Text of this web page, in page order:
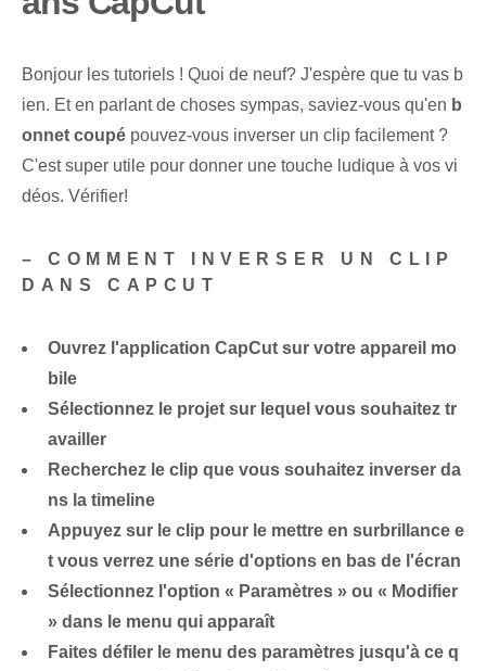
Bonjour les tutoriels ! Quoi de neuf? J'espère que tu vas b
ien. Et en parlant de choses sympas, saviez-vous qu'en b
onnet coupé pouvez-vous inverser un clip facilement ?
C'est super utile pour donner une touche ludique à vos vi
déos. Vérifier!
– COMMENT INVERSER UN CLIP
DANS CAPCUT
Ouvrez l'application CapCut sur votre appareil mo
bile
Sélectionnez le projet sur lequel vous souhaitez tr
availler
Recherchez le clip que vous souhaitez inverser da
ns la timeline
Appuyez sur le clip pour le mettre en surbrillance e
t vous verrez une série d'options en bas de l'écran
Sélectionnez l'option « Paramètres » ou « Modifier
» dans le menu qui apparaît
Faites défiler le menu des paramètres jusqu'à ce q